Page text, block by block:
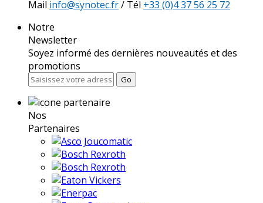
Mail info@synotec.fr/ Tél +33 (0)4 37 56 25 72
Notre
Newsletter
Soyez informé des dernières nouveautés et des
promotions
Go
Nos
Partenaires